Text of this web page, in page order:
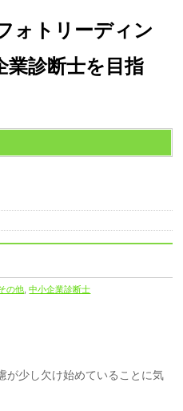
ォトリーディン
業診断士を目指
の他 ,中小企業診断士
が少し欠け始めていることに気